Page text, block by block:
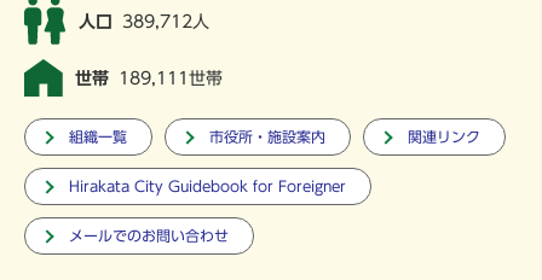
人口 389,712人
世帯 189,111世帯
組織一覧 市役所・施設案内 関連リンク
Hirakata City Guidebook for Foreigner
メールでのお問い合わせ